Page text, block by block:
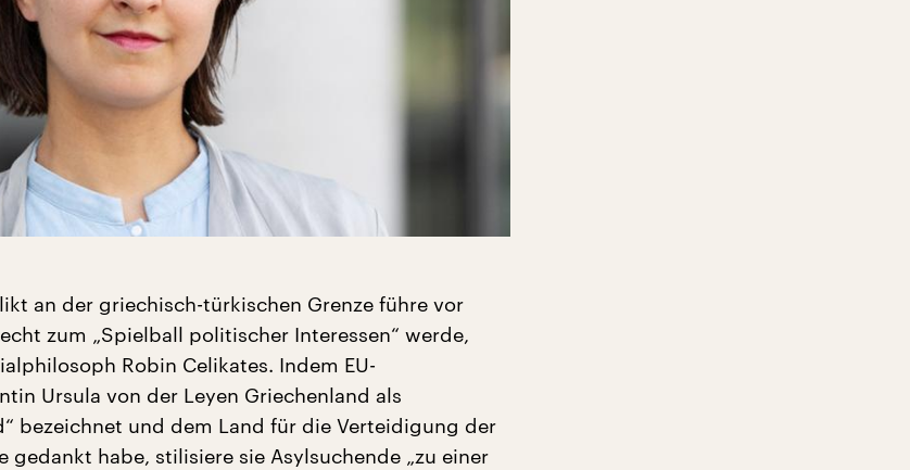
an der griechisch-türkischen Grenze führe vor
zum „Spielball politischer Interessen“ werde,
Robin Celikates. Indem EU-
Ursula von der Leyen Griechenland als
bezeichnet und dem Land für die Verteidigung der
gedankt habe, stilisiere sie Asylsuchende „zu einer